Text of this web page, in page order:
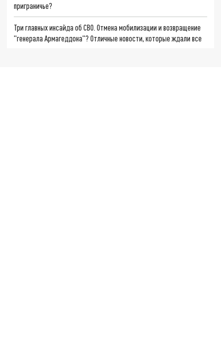
приграничье?
Три главных инсайда об СВО. Отмена мобилизации и возвращение
"генерала Армагеддона"? Отличные новости, которые ждали все